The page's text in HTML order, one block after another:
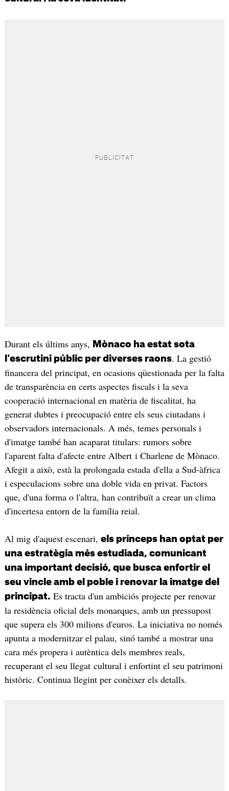
Durant els últims anys, Mònaco ha estat sota
l'escrutini públic per diverses raons. La gestió
financera del principat, en ocasions qüestionada per la falta
de transparència en certs aspectes fiscals i la seva
cooperació internacional en matèria de fiscalitat, ha
generat dubtes i preocupació entre els seus ciutadans i
observadors internacionals. A més, temes personals i
d'imatge també han acaparat titulars: rumors sobre
l'aparent falta d'afecte entre Albert i Charlene de Mònaco.
Afegit a això, està la prolongada estada d'ella a Sud-àfrica
i especulacions sobre una doble vida en privat. Factors
que, d'una forma o l'altra, han contribuït a crear un clima
d'incertesa entorn de la família reial.
Al mig d'aquest escenari, els prínceps han optat per
una estratègia més estudiada, comunicant
una important decisió, que busca enfortir el
seu vincle amb el poble i renovar la imatge del
principat. Es tracta d'un ambiciós projecte per renovar
la residència oficial dels monarques, amb un pressupost
que supera els 300 milions d'euros. La iniciativa no només
apunta a modernitzar el palau, sinó també a mostrar una
cara més propera i autèntica dels membres reals,
recuperant el seu llegat cultural i enfortint el seu patrimoni
històric. Continua llegint per conèixer els detalls.